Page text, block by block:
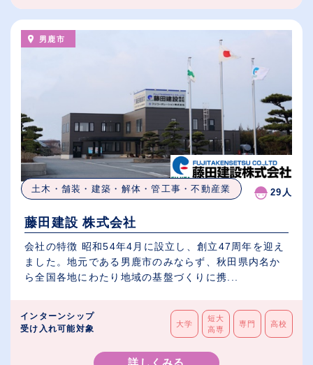
男鹿市
土木・舗装・建築・解体・管工事・不動産業 29人
藤田建設 株式会社
会社の特徴 昭和54年4月に設立し、創立47周年を迎え
ました。地元である男鹿市のみならず、秋田県内名か
ら全国各地にわたり地域の基盤づくりに携...
インターンシップ
受け入れ可能対象
大学
短大
高専
専門 高校